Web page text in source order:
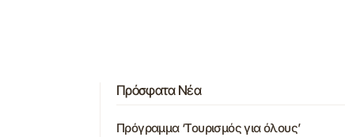
Πρόσφατα Νέα
Πρόγραμμα ‘Τουρισμός για όλους’